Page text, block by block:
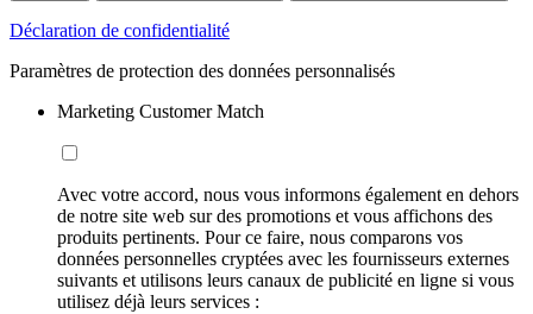
Déclaration de confidentialité
Paramètres de protection des données personnalisés
Marketing Customer Match
Avec votre accord, nous vous informons également en dehors
de notre site web sur des promotions et vous affichons des
produits pertinents. Pour ce faire, nous comparons vos
données personnelles cryptées avec les fournisseurs externes
suivants et utilisons leurs canaux de publicité en ligne si vous
utilisez déjà leurs services :